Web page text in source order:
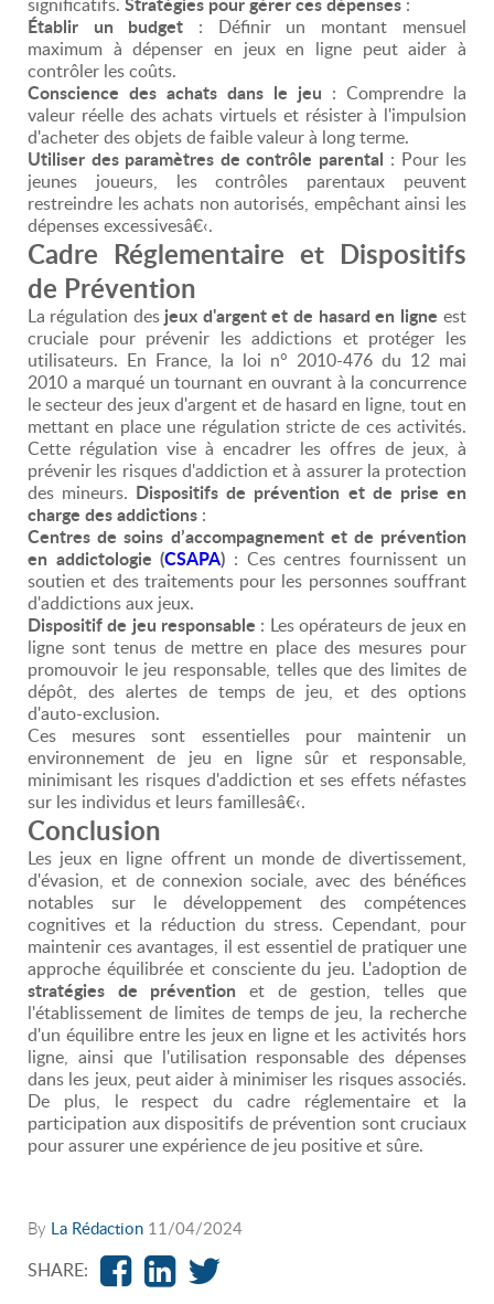
Établir un budget : Définir un montant mensuel
maximum à dépenser en jeux en ligne peut aider à
contrôler les coûts.
Conscience des achats dans le jeu : Comprendre la
valeur réelle des achats virtuels et résister à l'impulsion
d'acheter des objets de faible valeur à long terme.
Utiliser des paramètres de contrôle parental : Pour les
jeunes joueurs, les contrôles parentaux peuvent
restreindre les achats non autorisés, empêchant ainsi les
dépenses excessivesâ€‹.
Cadre Réglementaire et Dispositifs
de Prévention
La régulation desjeux d'argent et de hasard en ligne est
cruciale pour prévenir les addictions et protéger les
utilisateurs. En France, la loi n° 2010-476 du 12 mai
2010 a marqué un tournant en ouvrant à la concurrence
le secteur des jeux d'argent et de hasard en ligne, tout en
mettant en place une régulation stricte de ces activités.
Cette régulation vise à encadrer les offres de jeux, à
prévenir les risques d'addiction et à assurer la protection
des mineurs. Dispositifs de prévention et de prise en
charge des addictions :
Centres de soins d’accompagnement et de prévention
en addictologie (CSAPA) : Ces centres fournissent un
soutien et des traitements pour les personnes souffrant
d'addictions aux jeux.
Dispositif de jeu responsable : Les opérateurs de jeux en
ligne sont tenus de mettre en place des mesures pour
promouvoir le jeu responsable, telles que des limites de
dépôt, des alertes de temps de jeu, et des options
d'auto-exclusion.
Ces mesures sont essentielles pour maintenir un
environnement de jeu en ligne sûr et responsable,
minimisant les risques d'addiction et ses effets néfastes
sur les individus et leurs famillesâ€‹.
Conclusion
Les jeux en ligne offrent un monde de divertissement,
d'évasion, et de connexion sociale, avec des bénéfices
notables sur le développement des compétences
cognitives et la réduction du stress. Cependant, pour
maintenir ces avantages, il est essentiel de pratiquer une
approche équilibrée et consciente du jeu. L'adoption de
stratégies de prévention et de gestion, telles que
l'établissement de limites de temps de jeu, la recherche
d'un équilibre entre les jeux en ligne et les activités hors
ligne, ainsi que l'utilisation responsable des dépenses
dans les jeux, peut aider à minimiser les risques associés.
De plus, le respect du cadre réglementaire et la
participation aux dispositifs de prévention sont cruciaux
pour assurer une expérience de jeu positive et sûre.
By La Rédaction 11/04/2024
SHARE: